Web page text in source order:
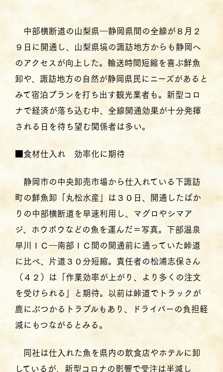
中部横断道の山梨県―静岡県間の全線が８月２
９日に開通し、山梨県境の諏訪地方からも静岡へ
のアクセスが向上した。輸送時間短縮を喜ぶ鮮魚
卸や、諏訪地方の自然が静岡県民にニーズがあると
みて宿泊プランを打ち出す観光業者も。新型コロ
ナで経済が落ち込む中、全線開通効果が十分発揮
される日を待ち望む関係者は多い。
■食材仕入れ 効率化に期待
静岡市の中央卸売市場から仕入れている下諏訪
町の鮮魚卸「丸松水産」は３０日、開通したばか
りの中部横断道を早速利用し、マグロやシマア
ジ、ホウボウなどの魚を運んだ＝写真。下部温泉
早川ＩＣ―南部ＩＣ間の開通前に通っていた峠道
に比べ、片道３０分短縮。責任者の松浦志保さん
（４２）は「作業効率が上がり、より多くの注文
を受けられる」と期待。以前は峠道でトラックが
鹿にぶつかるトラブルもあり、ドライバーの負担軽
減にもつながるとみる。
同社は仕入れた魚を県内の飲食店やホテルに卸
しているが、新型コロナの影響で受注は半減し